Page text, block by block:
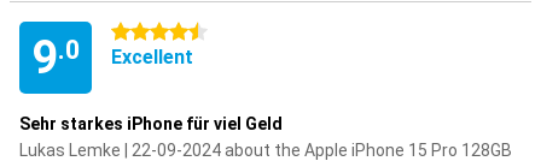
9.0
4.5 stars
Excellent
Sehr starkes iPhone für viel Geld
Lukas Lemke | 22-09-2024 about the Apple iPhone 15 Pro 128GB